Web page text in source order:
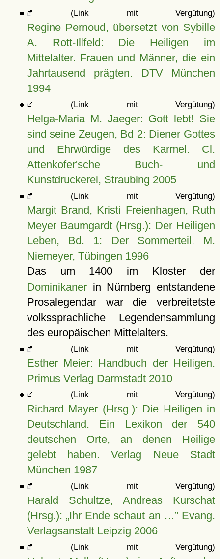
(Link mit Vergütung)
Regine Pernoud, übersetzt von Sybille
A. Rott-Illfeld: Die Heiligen im
Mittelalter. Frauen und Männer, die ein
Jahrtausend prägten. DTV München
1994
(Link mit Vergütung)
Helga-Maria M. Jaeger: Gott lebt! Sie
sind seine Zeugen, Bd 2: Diener Gottes
und Ehrwürdige des Karmel. Cl.
Attenkofer'sche Buch- und
Kunstdruckerei, Straubing 2005
(Link mit Vergütung)
Margit Brand, Kristi Freienhagen, Ruth
Meyer Baumgardt (Hrsg.): Der Heiligen
Leben, Bd. 1: Der Sommerteil. M.
Niemeyer, Tübingen 1996
Das um 1400 im Kloster der
Dominikanerin Nürnberg entstandene
Prosalegendar war die verbreitetste
volkssprachliche Legendensammlung
des europäischen Mittelalters.
(Link mit Vergütung)
Esther Meier: Handbuch der Heiligen.
Primus Verlag Darmstadt 2010
(Link mit Vergütung)
Richard Mayer (Hrsg.): Die Heiligen in
Deutschland. Ein Lexikon der 540
deutschen Orte, an denen Heilige
gelebt haben. Verlag Neue Stadt
München 1987
(Link mit Vergütung)
Harald Schultze, Andreas Kurschat
(Hrsg.): Ihr Ende schaut an … Evang.
Verlagsanstalt Leipzig 2006
(Link mit Vergütung)